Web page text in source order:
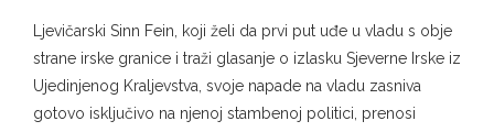
Ljevičarski Sinn Fein, koji želi da prvi put uđe u vladu s obje
strane irske granice i traži glasanje o izlasku Sjeverne Irske iz
Ujedinjenog Kraljevstva, svoje napade na vladu zasniva
gotovo isključivo na njenoj stambenoj politici, prenosi